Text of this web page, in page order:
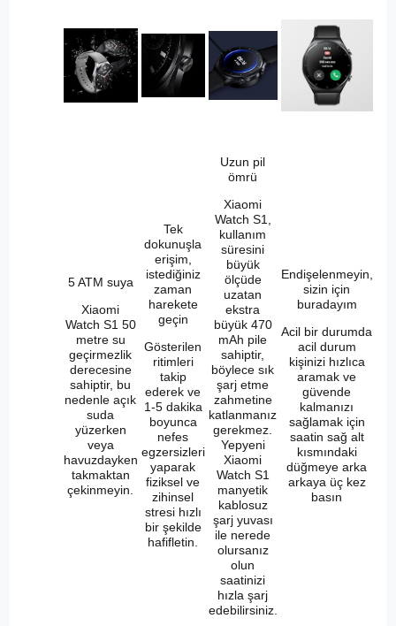
5 ATM suya
Xiaomi
Watch S1 50
metre su
geçirmezlik
derecesine
sahiptir, bu
nedenle açık
suda
yüzerken
veya
havuzdayken
takmaktan
çekinmeyin.
Tek
dokunuşla
erişim,
istediğiniz
zaman
harekete
geçin
Gösterilen
ritimleri
takip
ederek ve
1-5 dakika
boyunca
nefes
egzersizleri
yaparak
fiziksel ve
zihinsel
stresi hızlı
bir şekilde
hafifletin.
Uzun pil
ömrü
Xiaomi
Watch S1,
kullanım
süresini
büyük
ölçüde
uzatan
ekstra
büyük 470
mAh pile
sahiptir,
böylece sık
şarj etme
zahmetine
katlanmanız
gerekmez.
Yepyeni
Xiaomi
Watch S1
manyetik
kablosuz
şarj yuvası
ile nerede
olursanız
olun
saatinizi
hızla şarj
edebilirsiniz.
Endişelenmeyin,
sizin için
buradayım
Acil bir durumda
acil durum
kişinizi hızlıca
aramak ve
güvende
kalmanızı
sağlamak için
saatin sağ alt
kısmındaki
düğmeye arka
arkaya üç kez
basın